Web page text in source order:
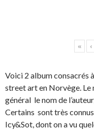
« ‹
Voici 2 album consacrés
street art en Norvège. Le
général le nom de
Certains sont très
Icy&Sot, dont on a vu